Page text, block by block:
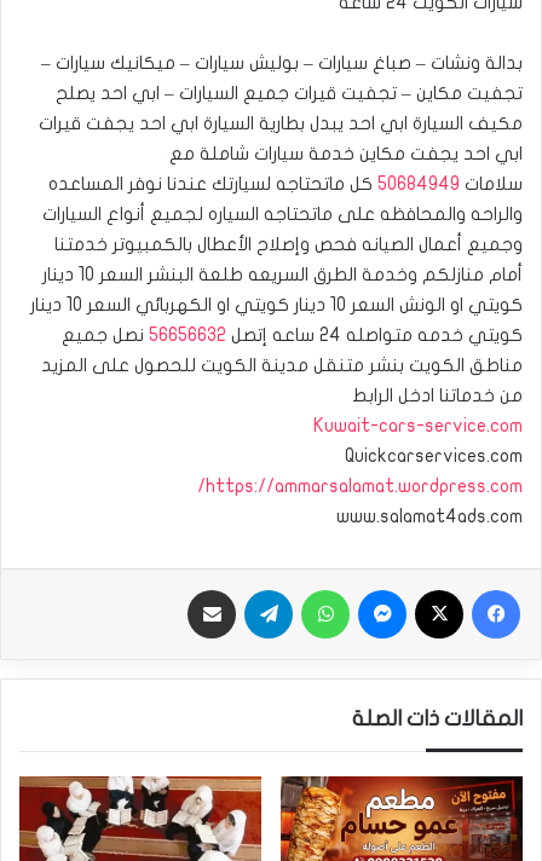
بدالة ونشات – صباغ سيارات – بوليش سيارات – ميكانيك سيارات –
تجفيت مكاين – تجفيت قيرات جميع السيارات – ابي احد يصلح
مكيف السيارة ابي احد يبدل بطارية السيارة ابي احد يجفت قيرات
ابي احد يجفت مكاين خدمة سيارات شاملة مع
سلامات 50684949 كل ماتحتاجه لسيارتك عندنا نوفر المساعده
والراحه والمحافظه على ماتحتاجه السياره لجميع أنواع السيارات
وجميع أعمال الصيانه فحص وإصلاح الأعطال بالكمبيوتر خدمتنا
أمام منازلكم وخدمة الطرق السريعه طلعة البنشر السعر 10 دينار
كويتي او الونش السعر 10 دينار كويتي او الكهربائي السعر 10 دينار
كويتي خدمه متواصله 24 ساعه إتصل
56656632 نصل جميع
مناطق الكويت بنشر متنقل مدينة الكويت للحصول على المزيد
من خدماتنا ادخل الرابط
Kuwait-cars-service.com
Quickcarservices.com
https://ammarsalamat.wordpress.com/
www.salamat4ads.com
فيسبوك ماسنجر واتساب تيلقرام
المقالات ذات الصلة